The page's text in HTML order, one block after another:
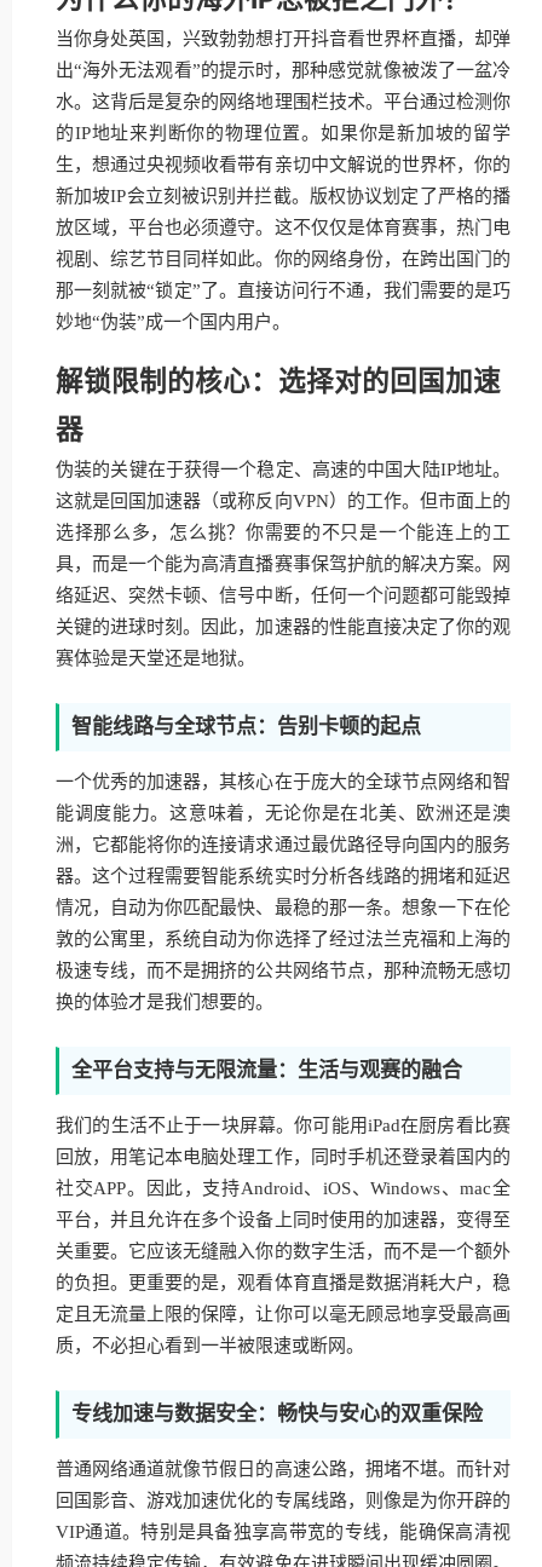
当你身处英国，兴致勃勃想打开抖音看世界杯直播，却弹
出“海外无法观看”的提示时，那种感觉就像被泼了一盆冷
水。这背后是复杂的网络地理围栏技术。平台通过检测你
的IP地址来判断你的物理位置。如果你是新加坡的留学
生，想通过央视频收看带有亲切中文解说的世界杯，你的
新加坡IP会立刻被识别并拦截。版权协议划定了严格的播
放区域，平台也必须遵守。这不仅仅是体育赛事，热门电
视剧、综艺节目同样如此。你的网络身份，在跨出国门的
那一刻就被“锁定”了。直接访问行不通，我们需要的是巧
妙地“伪装”成一个国内用户。
解锁限制的核心：选择对的回国加速
器
伪装的关键在于获得一个稳定、高速的中国大陆IP地址。
这就是回国加速器（或称反向VPN）的工作。但市面上的
选择那么多，怎么挑？你需要的不只是一个能连上的工
具，而是一个能为高清直播赛事保驾护航的解决方案。网
络延迟、突然卡顿、信号中断，任何一个问题都可能毁掉
关键的进球时刻。因此，加速器的性能直接决定了你的观
赛体验是天堂还是地狱。
智能线路与全球节点：告别卡顿的起点
一个优秀的加速器，其核心在于庞大的全球节点网络和智
能调度能力。这意味着，无论你是在北美、欧洲还是澳
洲，它都能将你的连接请求通过最优路径导向国内的服务
器。这个过程需要智能系统实时分析各线路的拥堵和延迟
情况，自动为你匹配最快、最稳的那一条。想象一下在伦
敦的公寓里，系统自动为你选择了经过法兰克福和上海的
极速专线，而不是拥挤的公共网络节点，那种流畅无感切
换的体验才是我们想要的。
全平台支持与无限流量：生活与观赛的融合
我们的生活不止于一块屏幕。你可能用iPad在厨房看比赛
回放，用笔记本电脑处理工作，同时手机还登录着国内的
社交APP。因此，支持Android、iOS、Windows、mac全
平台，并且允许在多个设备上同时使用的加速器，变得至
关重要。它应该无缝融入你的数字生活，而不是一个额外
的负担。更重要的是，观看体育直播是数据消耗大户，稳
定且无流量上限的保障，让你可以毫无顾忌地享受最高画
质，不必担心看到一半被限速或断网。
专线加速与数据安全：畅快与安心的双重保险
普通网络通道就像节假日的高速公路，拥堵不堪。而针对
回国影音、游戏加速优化的专属线路，则像是为你开辟的
VIP通道。特别是具备独享高带宽的专线，能确保高清视